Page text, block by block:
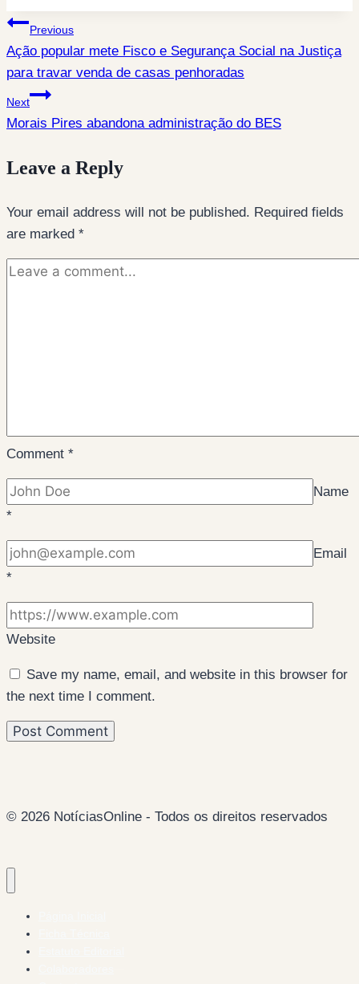
Post
navigation
Previous
Ação popular mete Fisco e Segurança Social na Justiça
para travar venda de casas penhoradas
Next
Morais Pires abandona administração do BES
Leave a Reply
Your email address will not be published. Required fields
are marked *
Comment *
Name
*
Email
*
Website
Save my name, email, and website in this browser for
the next time I comment.
© 2026 NotíciasOnline - Todos os direitos reservados